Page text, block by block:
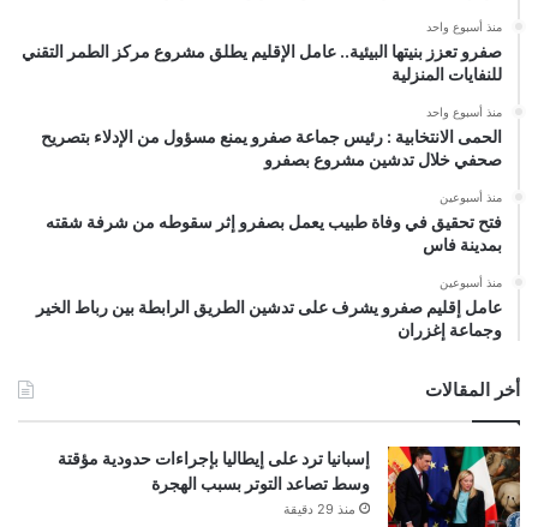
منذ أسبوع واحد
صفرو تعزز بنيتها البيئية.. عامل الإقليم يطلق مشروع مركز الطمر التقني
للنفايات المنزلية
منذ أسبوع واحد
الحمى الانتخابية : رئيس جماعة صفرو يمنع مسؤول من الإدلاء بتصريح
صحفي خلال تدشين مشروع بصفرو
منذ أسبوعين
فتح تحقيق في وفاة طبيب يعمل بصفرو إثر سقوطه من شرفة شقته
بمدينة فاس
منذ أسبوعين
عامل إقليم صفرو يشرف على تدشين الطريق الرابطة بين رباط الخير
وجماعة إغزران
أخر المقالات
إسبانيا ترد على إيطاليا بإجراءات حدودية مؤقتة
وسط تصاعد التوتر بسبب الهجرة
منذ 29 دقيقة